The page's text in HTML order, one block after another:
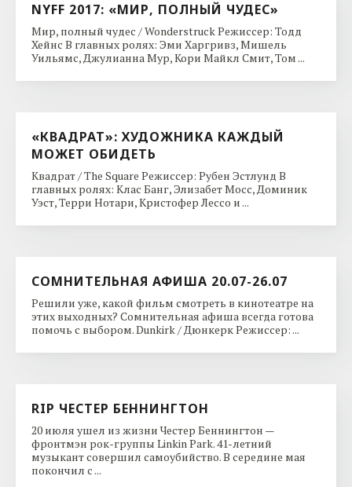
NYFF 2017: «МИР, ПОЛНЫЙ ЧУДЕС»
Мир, полный чудес / Wonderstruck Режиссер: Тодд
Хейнс В главных ролях: Эми Харгривз, Мишель
Уильямс, Джулианна Мур, Кори Майкл Смит, Том ...
«КВАДРАТ»: ХУДОЖНИКА КАЖДЫЙ
МОЖЕТ ОБИДЕТЬ
Квадрат / The Square Режиссер: Рубен Эстлунд В
главных ролях: Клас Банг, Элизабет Мосс, Доминик
Уэст, Терри Нотари, Кристофер Лессо и ...
СОМНИТЕЛЬНАЯ АФИША 20.07-26.07
Решили уже, какой фильм смотреть в кинотеатре на
этих выходных? Сомнительная афиша всегда готова
помочь с выбором. Dunkirk / Дюнкерк Режиссер: ...
RIP ЧЕСТЕР БЕННИНГТОН
20 июля ушел из жизни Честер Беннингтон —
фронтмэн рок-группы Linkin Park. 41-летний
музыкант совершил самоубийство. В середине мая
покончил с ...